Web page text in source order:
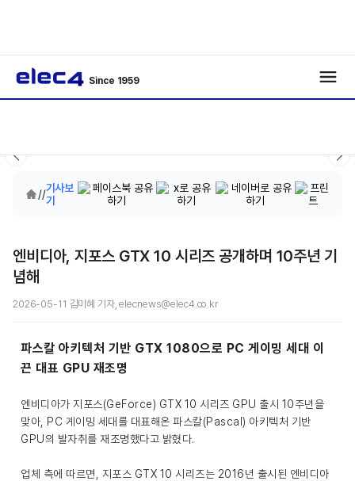
Since 1959
//기사보
기
엔비디아, 지포스 GTX 10 시리즈 공개하며 10주년 기
념해
2026-05-11 김미혜 기자, elecnews@elec4.co.kr
파스칼 아키텍처 기반 GTX 1080으로 PC 게이밍 세대 이
끈 대표 GPU 재조명
엔비디아가 지포스(GeForce) GTX 10 시리즈 GPU 출시 10주년을
맞아, PC 게이밍 세대를 대표해온 파스칼(Pascal) 아키텍처 기반
GPU의 발자취를 재조명했다고 밝혔다.
업체 측에 따르면, 지포스 GTX 10 시리즈는 2016년 출시된 엔비디아